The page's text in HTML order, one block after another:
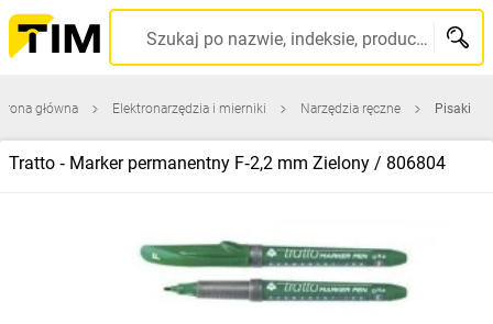
Szukaj po nazwie, indeksie, producencie, kodzie kreskowym...
główna Elektronarzędzia i mierniki Narzędzia ręczne Pisaki
Tratto ‑ Marker permanentny F‑2,2 mm Zielony / 806804